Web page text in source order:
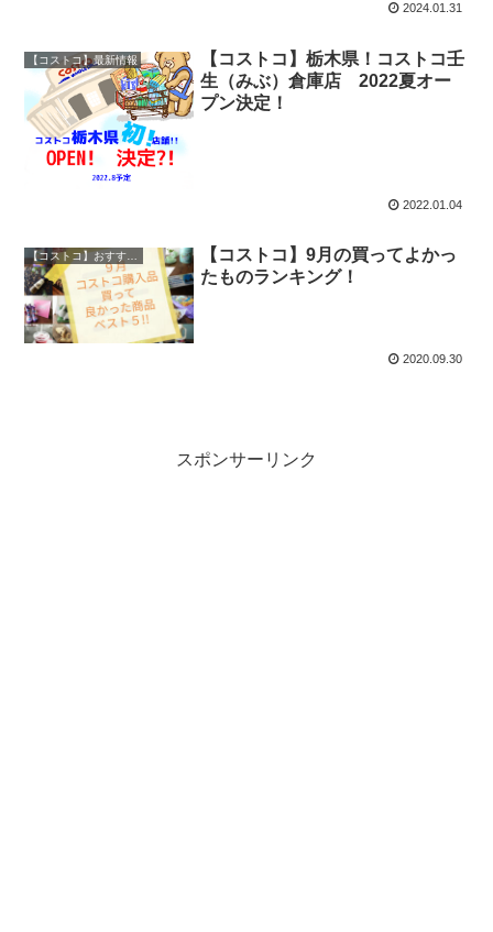
2024.01.31
【コストコ】最新情報
【コストコ】栃木県！コストコ壬
生（みぶ）倉庫店 2022夏オー
プン決定！
2022.01.04
【コストコ】おすすめ商品ランキング
【コストコ】9月の買ってよかっ
たものランキング！
2020.09.30
スポンサーリンク